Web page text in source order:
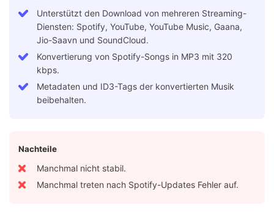
Unterstützt den Download von mehreren Streaming-
Diensten: Spotify, YouTube, YouTube Music, Gaana,
Jio-Saavn und SoundCloud.
Konvertierung von Spotify-Songs in MP3 mit 320
kbps.
Metadaten und ID3-Tags der konvertierten Musik
beibehalten.
Nachteile
Manchmal nicht stabil.
Manchmal treten nach Spotify-Updates Fehler auf.